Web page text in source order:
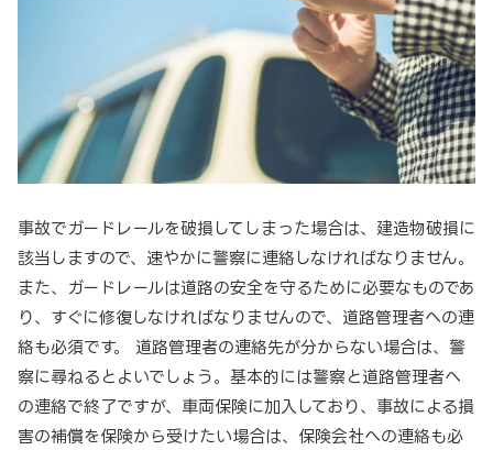
事故でガードレールを破損してしまった場合は、建造物破損に
該当しますので、速やかに警察に連絡しなければなりません。
また、ガードレールは道路の安全を守るために必要なものであ
り、すぐに修復しなければなりませんので、道路管理者への連
絡も必須です。 道路管理者の連絡先が分からない場合は、警
察に尋ねるとよいでしょう。基本的には警察と道路管理者へ
の連絡で終了ですが、車両保険に加入しており、事故による損
害の補償を保険から受けたい場合は、保険会社への連絡も必